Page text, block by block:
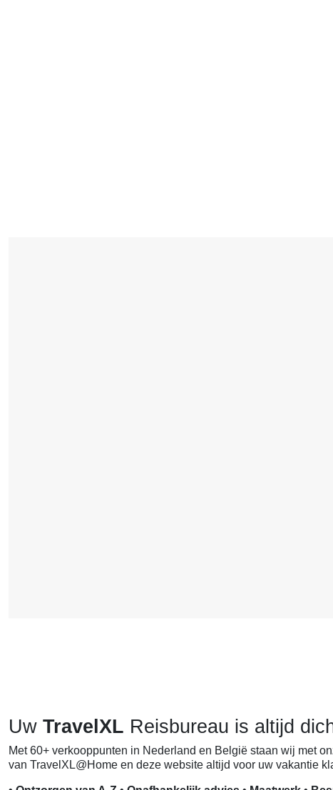
Uw TravelXL Reisbureau is altijd
Met 60+ verkooppunten in Nederland en België staan wij met
van TravelXL@Home en deze website altijd voor uw vakantie